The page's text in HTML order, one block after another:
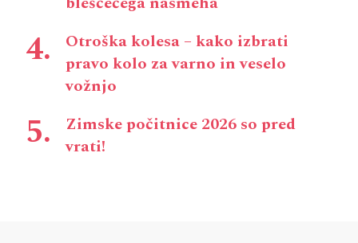
Otroška kolesa – kako izbrati
pravo kolo za varno in veselo
vožnjo
Zimske počitnice 2026 so pred
vrati!